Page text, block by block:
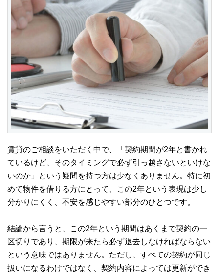
賃貸のご相談をいただく中で、「契約期間が2年と書かれ
ているけど、そのタイミングで必ず引っ越さないといけな
いのか」という疑問を持つ方は少なくありません。特に初
めて物件を借りる方にとって、この2年という表現は少し
分かりにくく、不安を感じやすい部分のひとつです。
結論から言うと、この2年という期間はあくまで契約の一
区切りであり、期限が来たら必ず退去しなければならない
という意味ではありません。ただし、すべての契約が同じ
扱いになるわけではなく、契約内容によっては更新ができ